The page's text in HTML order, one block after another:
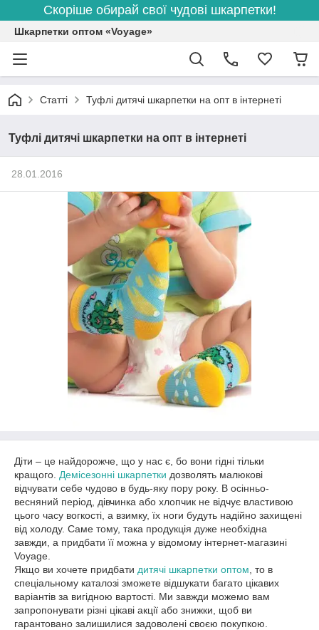
Скоріше обирай свої чудові шкарпетки!
Шкарпетки оптом «Voyage»
Статті Туфлі дитячі шкарпетки на опт в інтернеті
Туфлі дитячі шкарпетки на опт в інтернеті
28.01.2016
Діти – це найдорожче, що у нас є, бо вони гідні тільки
кращого. Демісезонні шкарпетки дозволять малюкові
відчувати себе чудово в будь-яку пору року. В осінньо-
весняний період, дівчинка або хлопчик не відчує властивою
цього часу вогкості, а взимку, їх ноги будуть надійно захищені
від холоду. Саме тому, така продукція дуже необхідна
завжди, а придбати її можна у відомому інтернет-магазині
Voyage.
Якщо ви хочете придбати дитячі шкарпетки оптом , то в
спеціальному каталозі зможете відшукати багато цікавих
варіантів за вигідною вартості. Ми завжди можемо вам
запропонувати різні цікаві акції або знижки, щоб ви
гарантовано залишилися задоволені своєю покупкою.